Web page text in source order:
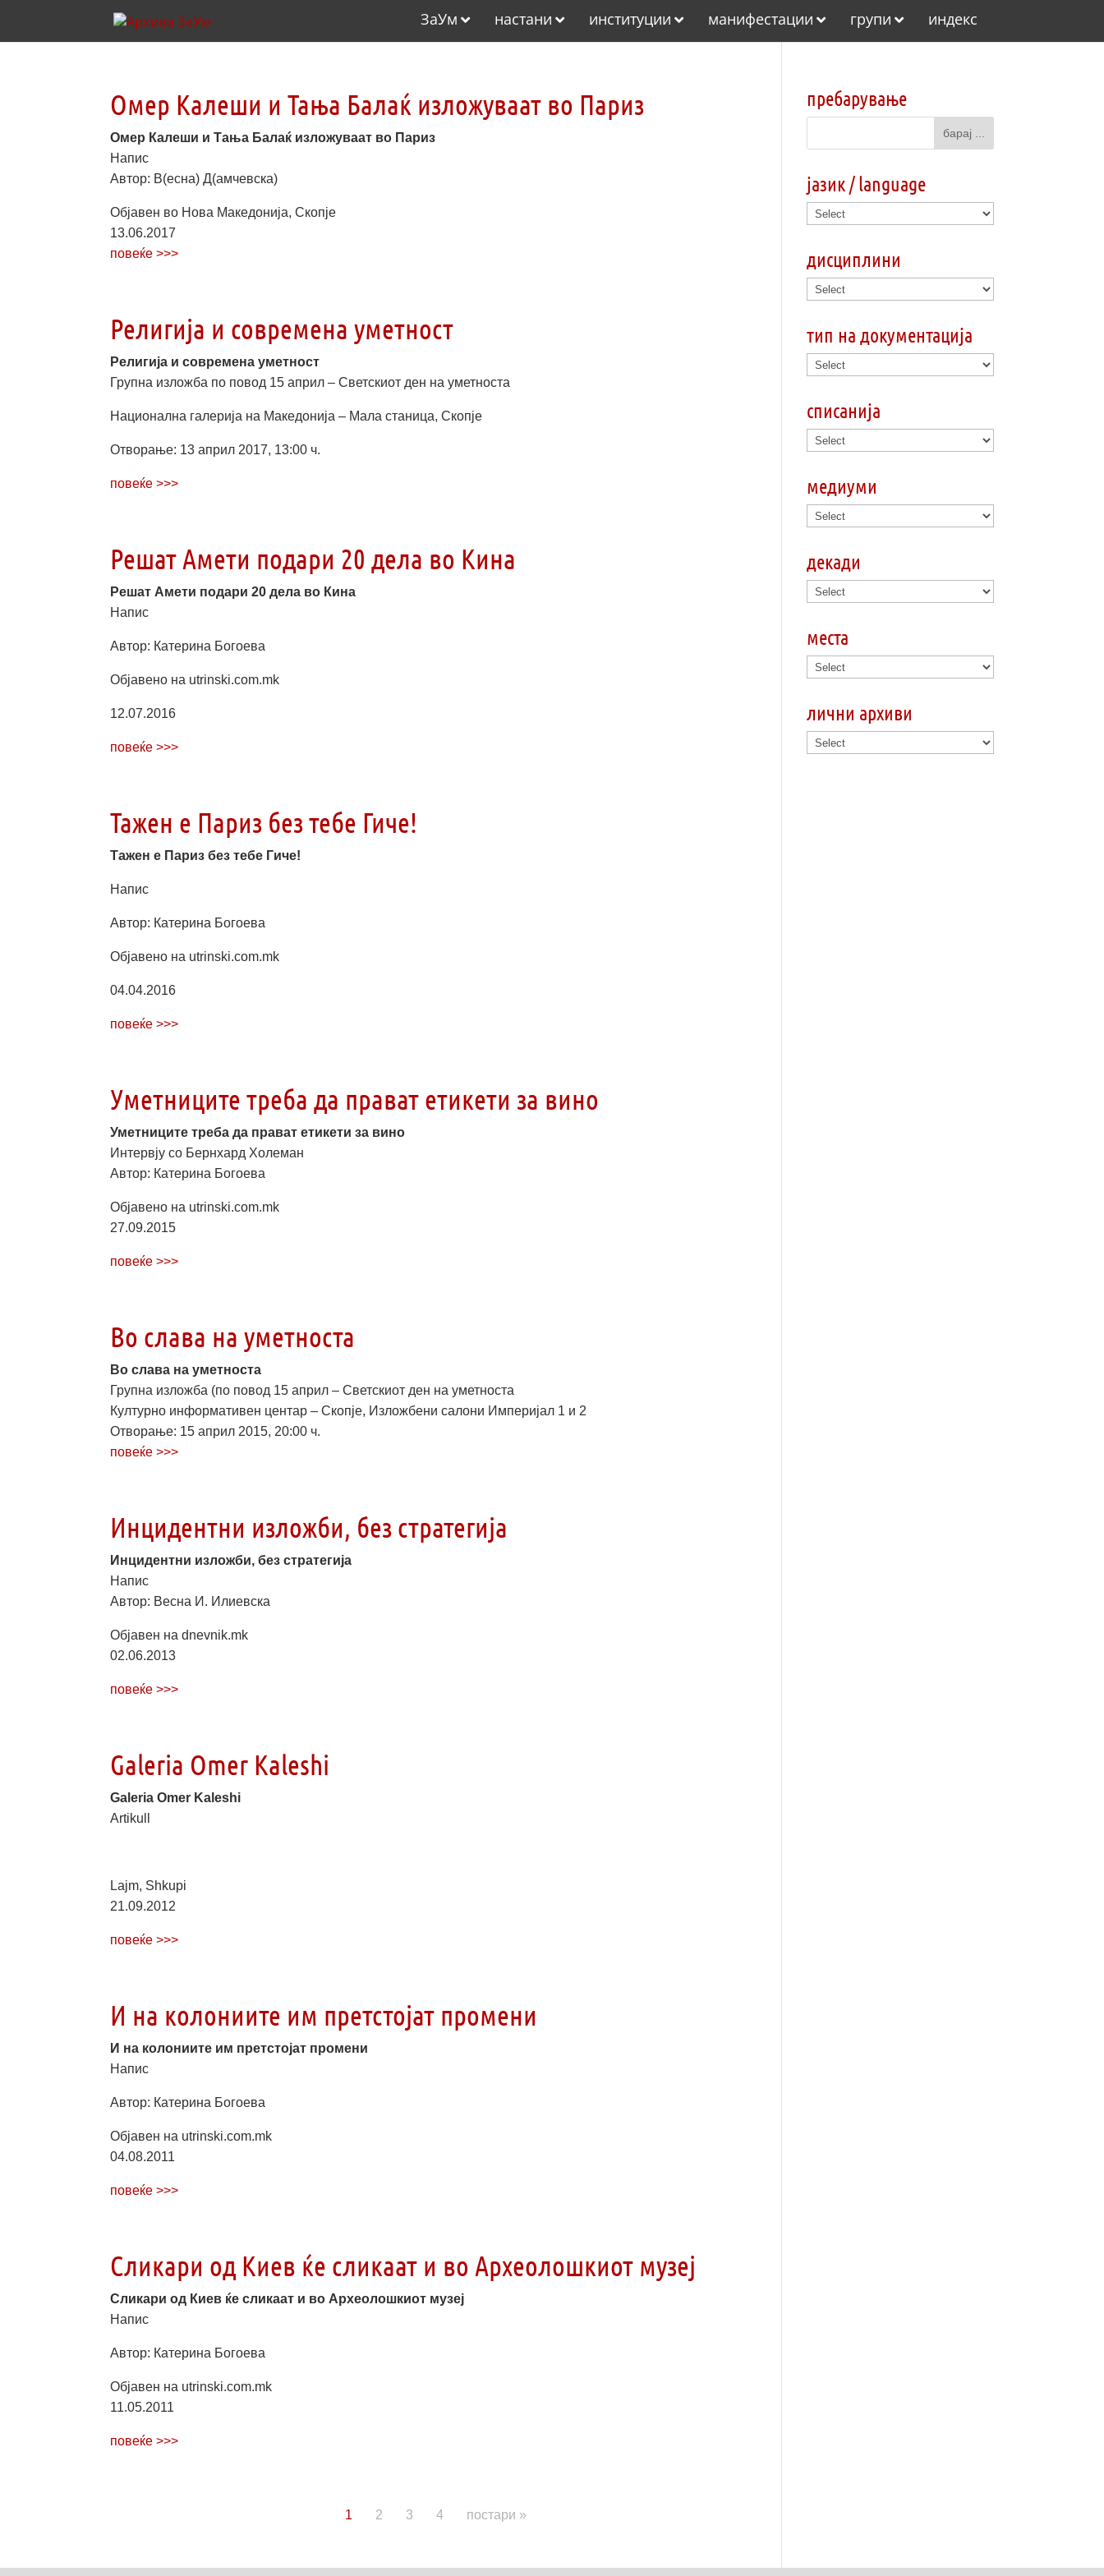
ЗаУм настани институции манифестации групи индекс
Омер Калеши и Тања Балаќ изложуваат во Париз
Омер Калеши и Тања Балаќ изложуваат во Париз
Напис
Автор: В(есна) Д(амчевска)
Објавен во Нова Македонија, Скопје
13.06.2017
повеќе >>>
Религија и современа уметност
Религија и современа уметност
Групна изложба по повод 15 април – Светскиот ден на уметноста
Национална галерија на Македонија – Мала станица, Скопје
Отворање: 13 април 2017, 13:00 ч.
повеќе >>>
Решат Амети подари 20 дела во Кина
Решат Амети подари 20 дела во Кина
Напис
Автор: Катерина Богоева
Објавено на utrinski.com.mk
12.07.2016
повеќе >>>
Тажен е Париз без тебе Гиче!
Тажен е Париз без тебе Гиче!
Напис
Автор: Катерина Богоева
Објавено на utrinski.com.mk
04.04.2016
повеќе >>>
Уметниците треба да прават етикети за вино
Уметниците треба да прават етикети за вино
Интервју со Бернхард Холеман
Автор: Катерина Богоева
Објавено на utrinski.com.mk
27.09.2015
повеќе >>>
Во слава на уметноста
Во слава на уметноста
Групна изложба (по повод 15 април – Светскиот ден на уметноста
Културно информативен центар – Скопје, Изложбени салони Империјал 1 и 2
Отворање: 15 април 2015, 20:00 ч.
повеќе >>>
Инцидентни изложби, без стратегија
Инцидентни изложби, без стратегија
Напис
Автор: Весна И. Илиевска
Објавен на dnevnik.mk
02.06.2013
повеќе >>>
Galeria Omer Kaleshi
Galeria Omer Kaleshi
Artikull
Lajm, Shkupi
21.09.2012
повеќе >>>
И на колониите им претстојат промени
И на колониите им претстојат промени
Напис
Автор: Катерина Богоева
Објавен на utrinski.com.mk
04.08.2011
повеќе >>>
Сликари од Киев ќе сликаат и во Археолошкиот музеј
Сликари од Киев ќе сликаат и во Археолошкиот музеј
Напис
Автор: Катерина Богоева
Објавен на utrinski.com.mk
11.05.2011
повеќе >>>
1 2 3 4 постари »
пребарување
јазик / language
дисциплини
тип на документација
списанија
медиуми
декади
места
лични архиви